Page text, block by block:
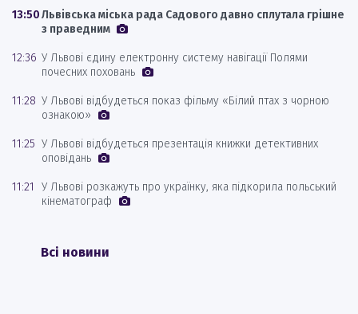
13:50Львівська міська рада Садового давно сплутала грішне
з праведним
12:36 У Львові єдину електронну систему навігації Полями
почесних поховань
11:28 У Львові відбудеться показ фільму «Білий птах з чорною
ознакою»
11:25 У Львові відбудеться презентація книжки детективних
оповідань
11:21
У Львові розкажуть про українку, яка підкорила польський
кінематограф
Всі новини